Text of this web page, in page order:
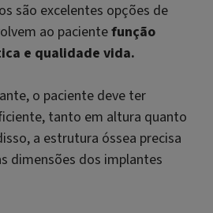
são excelentes opções de
ao pacientefunção
e qualidade vida.
o paciente deve ter
tanto em altura quanto
a estrutura óssea precisa
dimensões dos implantes